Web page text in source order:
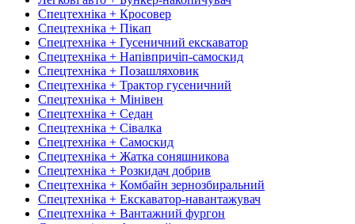
Спецтехніка + Кросовер
Спецтехніка + Пікап
Спецтехніка + Гусеничний екскаватор
Спецтехніка + Напівпричіп-самоскид
Спецтехніка + Позашляховик
Спецтехніка + Трактор гусеничний
Спецтехніка + Мінівен
Спецтехніка + Седан
Спецтехніка + Сівалка
Спецтехніка + Самоскид
Спецтехніка + Жатка соняшникова
Спецтехніка + Розкидач добрив
Спецтехніка + Комбайн зернозбиральний
Спецтехніка + Екскаватор-навантажувач
Спецтехніка + Вантажний фургон